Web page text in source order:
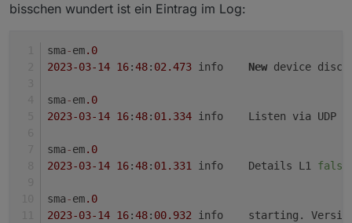
bisschen wundert ist ein Eintrag im Log:
sma-em.0
2023-03-14 16:48: 02.473 New device
sma-em.0
2023-03-14 16:48: 01.334
	info	Listen via UDP
sma-em.0
2023-03-14 16:48: 01.331
	info	Details L1
false
sma-em.0
2023-03-14 16:48: 00.932
info	starting.